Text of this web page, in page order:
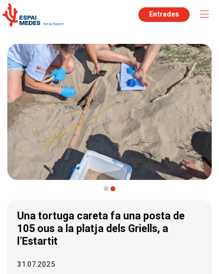
Entrades
Una tortuga careta fa una posta de
105 ous a la platja dels Griells, a
l’Estartit
31.07.2025